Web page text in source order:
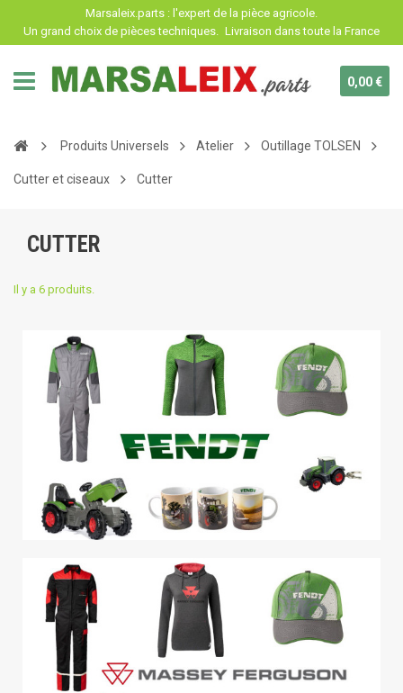
Marsaleix.parts : l'expert de la pièce agricole.
Un grand choix de pièces techniques. Livraison dans toute la France
0,00 €
Produits Universels Atelier Outillage TOLSEN
Cutter et ciseaux Cutter
CUTTER
Il y a 6 produits.
Panneau de gestion des cookies